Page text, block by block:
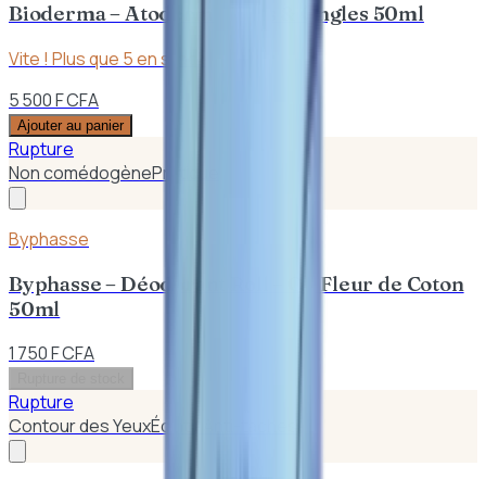
Bioderma – Atoderm Mains & Ongles 50ml
Vite ! Plus que 5en stock
5 500 F CFA
Ajouter au panier
Rupture
Non comédogènePratique
Byphasse
Byphasse – Déodorant Roll – On Fleur de Coton
50ml
1 750 F CFA
Rupture
Contour des YeuxÉclat / Anti-taches